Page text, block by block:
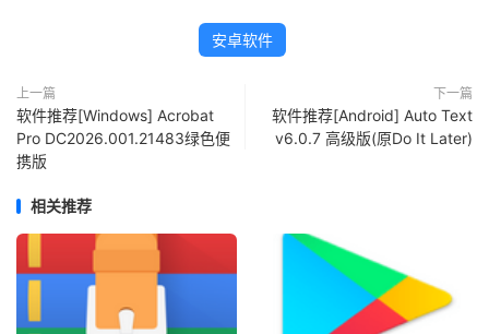
安卓软件
上一篇
软件推荐[Windows] Acrobat
Pro DC2026.001.21483绿色便
携版
下一篇
软件推荐[Android] Auto Text
v6.0.7 高级版(原Do It Later)
相关推荐